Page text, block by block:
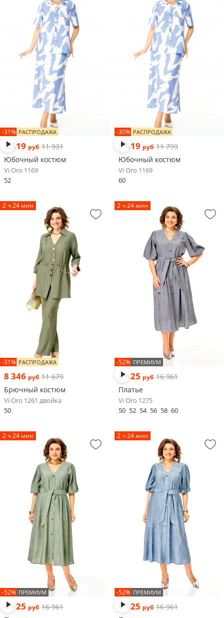
-31% РАСПРОДАЖА
8 519 руб 11 931
Юбочный костюм
Vi Oro 1169
52
-30% РАСПРОДАЖА
8 519 руб 11 799
Юбочный костюм
Vi Oro 1169
60
2 ч 24 мин
-31% РАСПРОДАЖА
8 346 руб 11 679
Брючный костюм
Vi Oro 1261 двойка
50
2 ч 24 мин
-52% ПРЕМИУМ
8 925 руб 16 961
Платье
Vi Oro 1275
50 52 54 56 58 60
2 ч 24 мин
-52% ПРЕМИУМ
8 925 руб 16 961
2 ч 24 мин
-52% ПРЕМИУМ
8 925 руб 16 961